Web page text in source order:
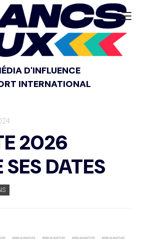
D'INFLUENCE
INTERNATIONAL
2026
SES DATES